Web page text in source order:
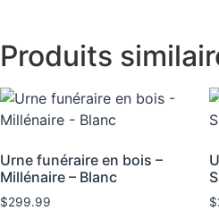
Produits
Urne funéraire en bois –
Millénaire – Blanc
$299.99 $